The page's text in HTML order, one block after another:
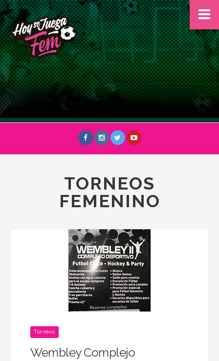
TORNEOS
FEMENINO
Torneos
Wembley Complejo